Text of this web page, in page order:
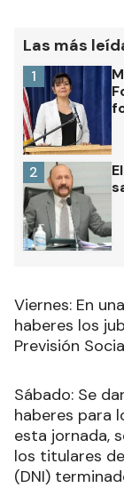
Las más
1
2
Viernes: En
haberes los
Previsión
Sábado: Se
haberes para
esta jornada,
los titulares
(DNI)